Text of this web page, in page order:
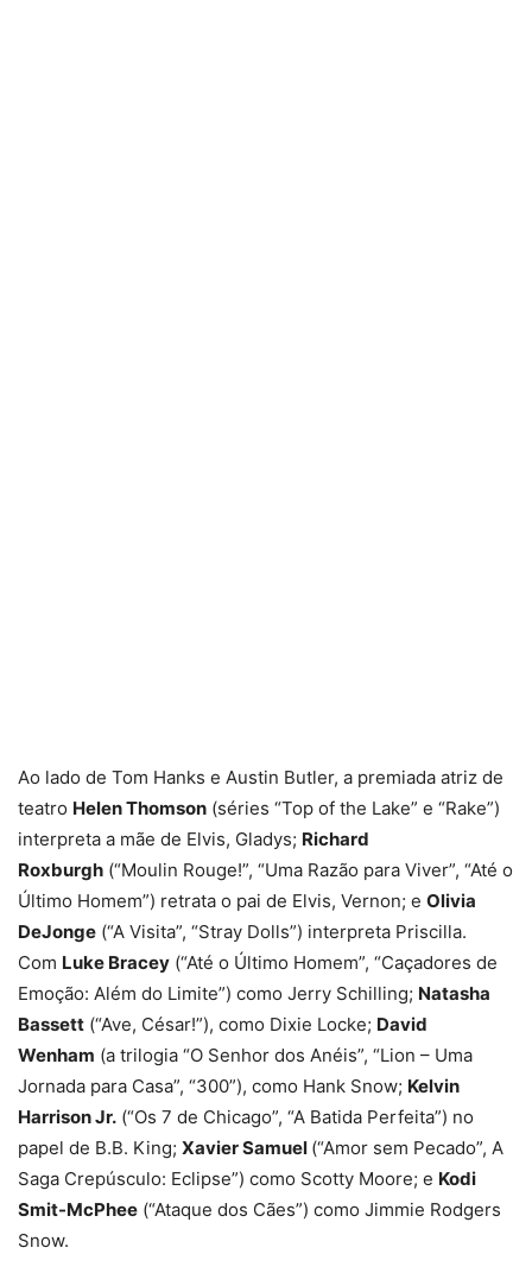
Ao lado de Tom Hanks e Austin Butler, a premiada atriz de
teatro Helen Thomson (séries “Top of the Lake” e “Rake”)
interpreta a mãe de Elvis, Gladys; Richard
Roxburgh (“Moulin Rouge!”, “Uma Razão para Viver”, “Até o
Último Homem”) retrata o pai de Elvis, Vernon; e Olivia
DeJonge (“A Visita”, “Stray Dolls”) interpreta Priscilla.
Com Luke Bracey (“Até o Último Homem”, “Caçadores de
Emoção: Além do Limite”) como Jerry Schilling; Natasha
Bassett (“Ave, César!”), como Dixie Locke; David
Wenham (a trilogia “O Senhor dos Anéis”, “Lion – Uma
Jornada para Casa”, “300”), como Hank Snow; Kelvin
Harrison Jr. (“Os 7 de Chicago”, “A Batida Perfeita”) no
papel de B.B. King; Xavier Samuel (“Amor sem Pecado”, A
Saga Crepúsculo: Eclipse”) como Scotty Moore; e Kodi
Smit-McPhee (“Ataque dos Cães”) como Jimmie Rodgers
Snow.